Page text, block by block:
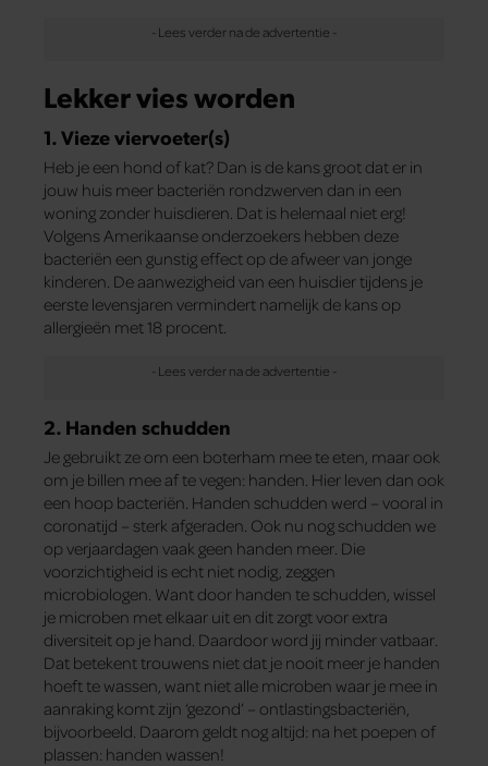
Lekker vies worden
1. Vieze viervoeter(s)
Heb je een hond of kat? Dan is de kans groot dat er in
jouw huis meer bacteriën rondzwerven dan in een
woning zonder huisdieren. Dat is helemaal niet erg!
Volgens Amerikaanse onderzoekers hebben deze
bacteriën een gunstig effect op de afweer van jonge
kinderen. De aanwezigheid van een huisdier tijdens je
eerste levensjaren vermindert namelijk de kans op
allergieën met 18 procent.
2. Handen schudden
Je gebruikt ze om een boterham mee te eten, maar ook
om je billen mee af te vegen: handen. Hier leven dan ook
een hoop bacteriën. Handen schudden werd – vooral in
coronatijd – sterk afgeraden. Ook nu nog schudden we
op verjaardagen vaak geen handen meer. Die
voorzichtigheid is echt niet nodig, zeggen
microbiologen. Want door handen te schudden, wissel
je microben met elkaar uit en dit zorgt voor extra
diversiteit op je hand. Daardoor word jij minder vatbaar.
Dat betekent trouwens niet dat je nooit meer je handen
hoeft te wassen, want niet alle microben waar je mee in
aanraking komt zijn ‘gezond’ – ontlastingsbacteriën,
bijvoorbeeld. Daarom geldt nog altijd: na het poepen of
plassen: handen wassen!